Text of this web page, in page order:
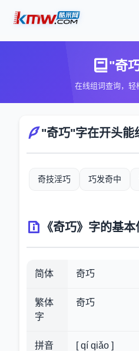
"奇
在线组词查询，轻
"奇巧"字在开头能
奇技淫巧 巧发奇中
《奇巧》字的基
简体 奇巧
繁体
字
奇巧
拼音 [ qí qiǎo ]